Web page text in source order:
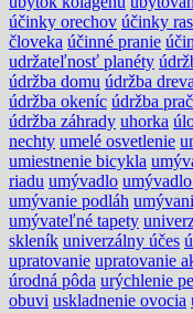
účinky orechov účinky
človeka účinné pranie
udržateľnosť planéty
údržba domu údržba dreva
údržba okeníc údržba
údržba záhrady uhorka
nechty umelé osvetlenie
umiestnenie bicykla
riadu umývadlo
umývanie podláh
umývateľné tapety
skleník univerzálny účes
upratovanie upratovanie
úrodná pôda urýchlenie
obuvi uskladnenie ovocia